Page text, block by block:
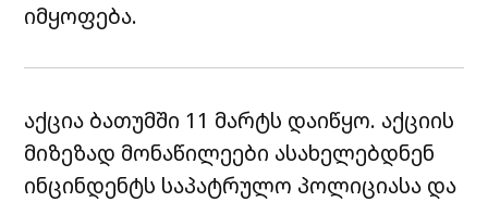
იმყოფება.
აქცია ბათუმში 11 მარტს დაიწყო. აქციის
მიზეზად მონაწილეები ასახელებდნენ
ინცინდენტს საპატრულო პოლიციასა და